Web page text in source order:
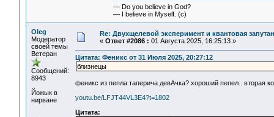
— Do you believe in God?
— I believe in Myself. (c)
Oleg
Модератор
своей темы
Ветеран
Сообщений:
8943
Йожык в
нирване
Re: Двухщелевой эксперимент и квантовая
« Ответ #2086 : 01 Августа 2025, 16:25:13 »
Цитата: Феникс от 31 Июля 2025, 20:27:12
близнецы
феникс из пепла таперича девАчка? хороший пепел.. вторая
youtu.be/LFJT44VL3E4?t=1802
Цитата: